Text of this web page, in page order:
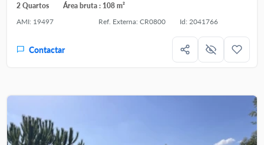
2 Quartos
Área bruta : 108 m²
AMI: 19497
Ref. Externa: CR0800 Id: 2041766
Contactar